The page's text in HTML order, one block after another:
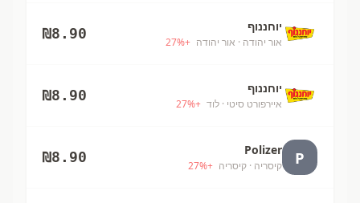
יוחננוף
אור יהודה · אור יהודה +
27%
₪8.90
יוחננוף
איירפורט סיטי · לוד +
27%
₪8.90
P
Polizer
קיסריה · קיסריה +
27%
₪8.90